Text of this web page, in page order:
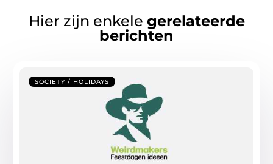
Hier zijn enkele gerelateerde
berichten
SOCIETY / HOLIDAYS